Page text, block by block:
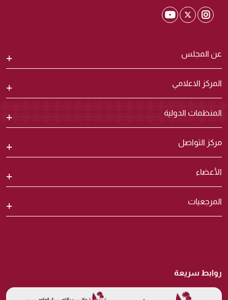
عن المجلس
المركز الاعلامي
المنظمات الدولية
مركز التواصل
الأعضاء
المرجعيات
روابط سريعة
Shura Instagram
Shura Twitter
Shura Youtube